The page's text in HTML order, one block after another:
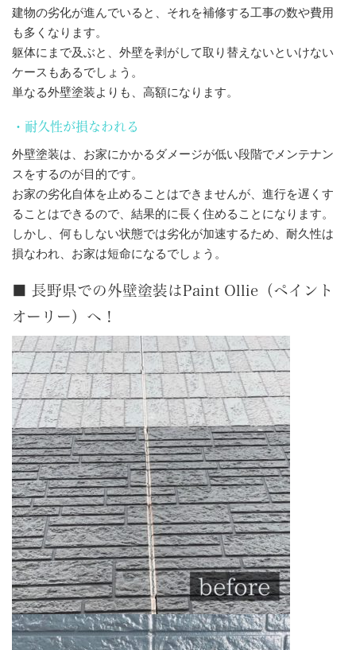
建物の劣化が進んでいると、それを補修する工事の数や費用
も多くなります。
躯体にまで及ぶと、外壁を剥がして取り替えないといけない
ケースもあるでしょう。
単なる外壁塗装よりも、高額になります。
・耐久性が損なわれる
外壁塗装は、お家にかかるダメージが低い段階でメンテナン
スをするのが目的です。
お家の劣化自体を止めることはできませんが、進行を遅くす
ることはできるので、結果的に長く住めることになります。
しかし、何もしない状態では劣化が加速するため、耐久性は
損なわれ、お家は短命になるでしょう。
■ 長野県での外壁塗装はPaint Ollie（ペイント
オーリー）へ！